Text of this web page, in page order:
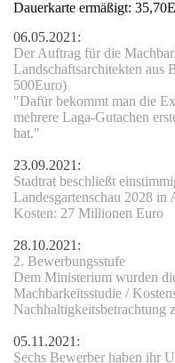
Dauerkarte ermäßigt:
06.05.2021:
Der Auftrag für die
Landschaftsarchitekten aus
500Euro)
"Dafür bekommt man die
mehrere Laga-Gutachen
hat."
23.09.2021:
Stadtrat beschließt
Landesgartenschau 2028 in
Kosten: 27 Millionen Euro
28.10.2021:
2. Bewerbungsstufe
Dem Ministerium wurden
Machbarkeitsstudie /
Nachhaltigkeitsbetrachtung
05.11.2021:
Sechs Bewerber haben ihr